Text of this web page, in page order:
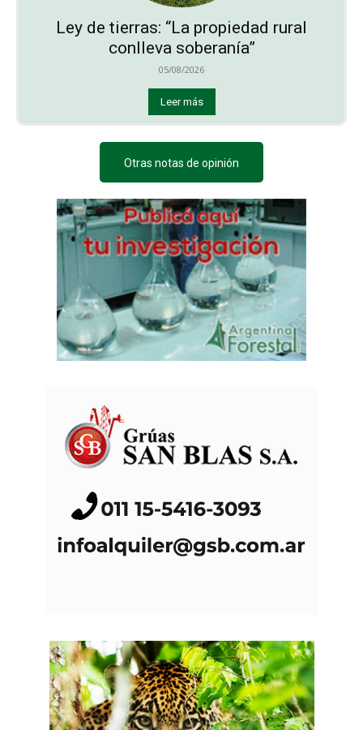
Ley de tierras: “La propiedad rural
conlleva soberanía”
05/08/2026
Leer más
Otras notas de opinión